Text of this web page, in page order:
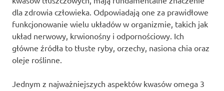
dla zdrowia człowieka. Odpowiadają one za prawidłowe
funkcjonowanie wielu układów w organizmie, takich jak
układ nerwowy, krwionośny i odpornościowy. Ich
główne źródła to tłuste ryby, orzechy, nasiona chia oraz
oleje roślinne.
Jednym z najważniejszych aspektów kwasów omega 3